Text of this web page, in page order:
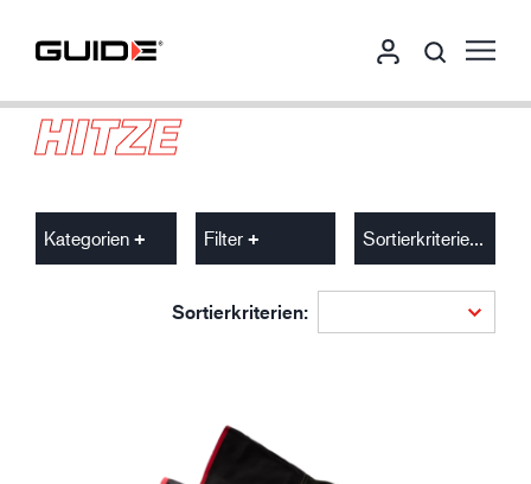
HITZE
Kategorien Filter Sortierkriterien
Sortierkriterien: